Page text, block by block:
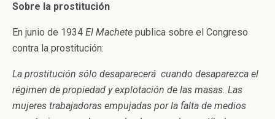
Sobre la prostitución
En junio de 1934 El Machete publica sobre el Congreso
contra la prostitución:
La prostitución sólo desaparecerá cuando desaparezca el
régimen de propiedad y explotación de las masas. Las
mujeres trabajadoras empujadas por la falta de medios